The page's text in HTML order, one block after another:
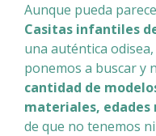
Aunque pueda
Casitas infantiles
una auténtica
ponemos a buscar y
cantidad de
materiales,
de que no tenemos